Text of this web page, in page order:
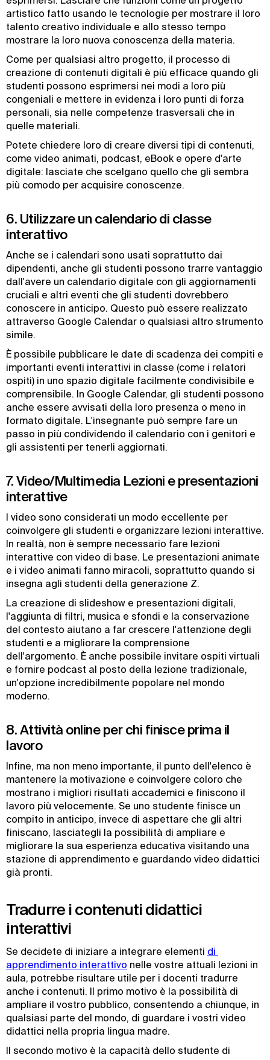
artistico fatto usando le tecnologie per mostrare il loro
talento creativo individuale e allo stesso tempo
mostrare la loro nuova conoscenza della materia.
Come per qualsiasi altro progetto, il processo di
creazione di contenuti digitali è più efficace quando gli
studenti possono esprimersi nei modi a loro più
congeniali e mettere in evidenza i loro punti di forza
personali, sia nelle competenze trasversali che in
quelle materiali.
Potete chiedere loro di creare diversi tipi di contenuti,
come video animati, podcast, eBook e opere d'arte
digitale: lasciate che scelgano quello che gli sembra
più comodo per acquisire conoscenze.
6. Utilizzare un calendario di classe
interattivo
Anche se i calendari sono usati soprattutto dai
dipendenti, anche gli studenti possono trarre vantaggio
dall'avere un calendario digitale con gli aggiornamenti
cruciali e altri eventi che gli studenti dovrebbero
conoscere in anticipo. Questo può essere realizzato
attraverso Google Calendar o qualsiasi altro strumento
simile.
È possibile pubblicare le date di scadenza dei compiti e
importanti eventi interattivi in classe (come i relatori
ospiti) in uno spazio digitale facilmente condivisibile e
comprensibile. In Google Calendar, gli studenti possono
anche essere avvisati della loro presenza o meno in
formato digitale. L'insegnante può sempre fare un
passo in più condividendo il calendario con i genitori e
gli assistenti per tenerli aggiornati.
7. Video/Multimedia Lezioni e presentazioni
interattive
I video sono considerati un modo eccellente per
coinvolgere gli studenti e organizzare lezioni interattive.
In realtà, non è sempre necessario fare lezioni
interattive con video di base. Le presentazioni animate
e i video animati fanno miracoli, soprattutto quando si
insegna agli studenti della generazione Z.
La creazione di slideshow e presentazioni digitali,
l'aggiunta di filtri, musica e sfondi e la conservazione
del contesto aiutano a far crescere l'attenzione degli
studenti e a migliorare la comprensione
dell'argomento. È anche possibile invitare ospiti virtuali
e fornire podcast al posto della lezione tradizionale,
un'opzione incredibilmente popolare nel mondo
moderno.
8. Attività online per chi finisce prima il
lavoro
Infine, ma non meno importante, il punto dell'elenco è
mantenere la motivazione e coinvolgere coloro che
mostrano i migliori risultati accademici e finiscono il
lavoro più velocemente. Se uno studente finisce un
compito in anticipo, invece di aspettare che gli altri
finiscano, lasciategli la possibilità di ampliare e
migliorare la sua esperienza educativa visitando una
stazione di apprendimento e guardando video didattici
già pronti.
Tradurre i contenuti didattici
interattivi
Se decidete di iniziare a integrare elementi di
apprendimento interattivo nelle vostre attuali lezioni in
aula, potrebbe risultare utile per i docenti tradurre
anche i contenuti. Il primo motivo è la possibilità di
ampliare il vostro pubblico, consentendo a chiunque, in
qualsiasi parte del mondo, di guardare i vostri video
didattici nella propria lingua madre.
Il secondo motivo è la capacità dello studente di